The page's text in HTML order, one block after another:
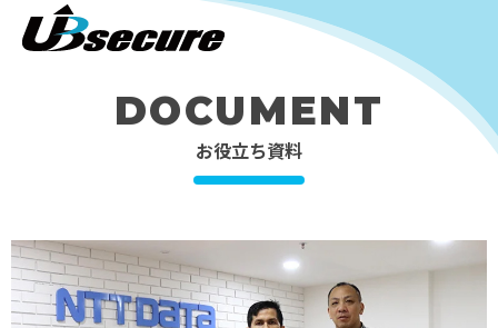
DOCUMENT
お役立ち資料